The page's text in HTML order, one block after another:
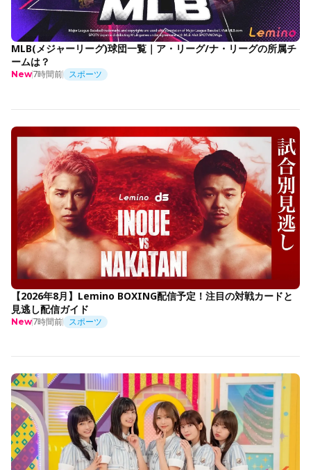
MLB(メジャーリーグ)球団一覧｜ア・リーグ/ナ・リーグの所属チ
ームは？
New7時間前 スポーツ
【2026年8月】Lemino BOXING配信予定！注目の対戦カードと
見逃し配信ガイド
New7時間前 スポーツ